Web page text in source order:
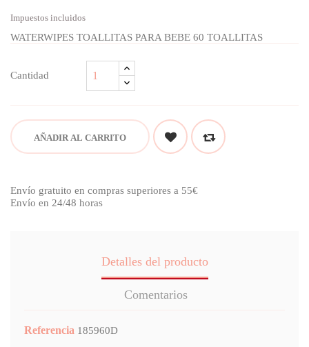
Impuestos incluidos
WATERWIPES TOALLITAS PARA BEBE 60 TOALLITAS
Cantidad
AÑADIR AL CARRITO
Envío gratuito en compras superiores a 55€
Envío en 24/48 horas
Detalles del producto
Comentarios
Referencia 185960D